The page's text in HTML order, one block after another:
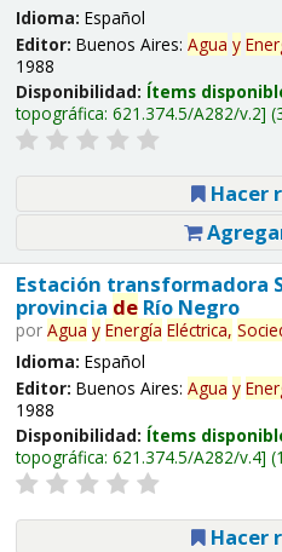
Idioma: Español
Editor: Buenos Aires: Agua y
1988
Disponibilidad: Ítems
topográfica: 621.374.5/A282/v.2
Hacer
Estación transformadora
provincia deRío Negro
por Agua y Energía Eléctrica,
Idioma: Español
Editor: Buenos Aires: Agua y
1988
Disponibilidad: Ítems
topográfica: 621.374.5/A282/v.4
Hacer